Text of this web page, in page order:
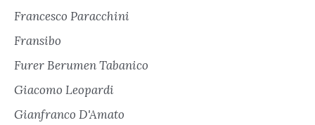
Francesco Paracchini
Fransibo
Furer Berumen Tabanico
Giacomo Leopardi
Gianfranco D'Amato